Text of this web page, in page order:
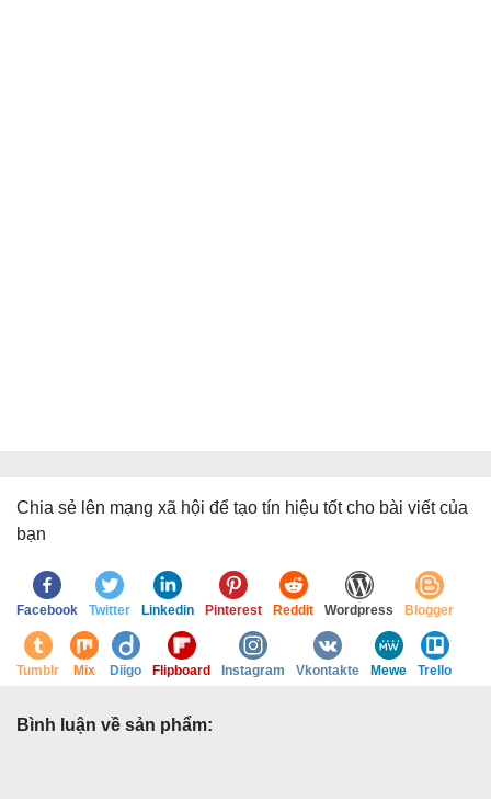
Chia sẻ lên mạng xã hội để tạo tín hiệu tốt cho bài viết của
bạn
Facebook Twitter Linkedin Pinterest Reddit Wordpress Blogger
Tumblr Mix Diigo Flipboard Instagram Vkontakte Mewe Trello
Bình luận về sản phẩm: